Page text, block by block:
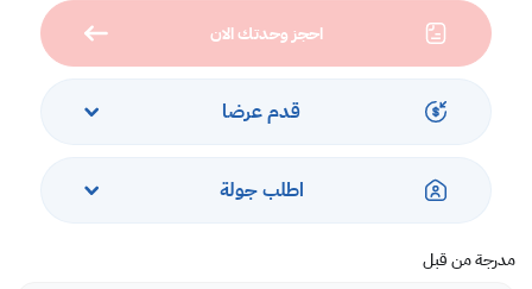
احجز وحدتك الان
قدم عرضا
اطلب جولة
مدرجة من قبل